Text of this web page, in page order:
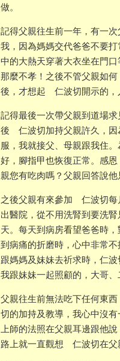
做。
記得父親往生前一年，有一
我，因為媽媽交代爸爸不要
中的大熱天穿著大衣坐在門
那麼不孝！之後不管父親如
後，才想起 仁波切開示的，
記得最後一次帶父親到道場
後 仁波切加持父親許久，因
服，我就接父、母親跟我住
好，腳指甲也恢復正常。感
親您有吃肉嗎？父親回答說
之後父親有來參加 仁波切每
出醫院，從不用洗腎到要洗
天。每天到病房看望爸爸時
到病痛的折磨時，心中非常
跟媽媽及妹妹去祈求時，仁
我跟妹妹一起照顧的，大哥、
父親往生前無法吃下任何東
切的加持及教導，我心中沒
上師的法照在父親耳邊跟他
路上就一直觀想 仁波切在父